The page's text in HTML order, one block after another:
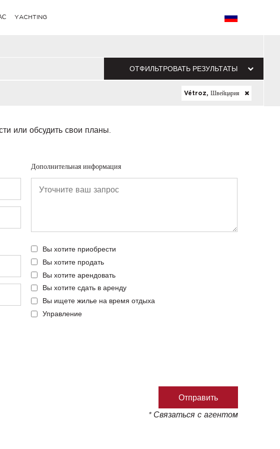
YACHTING
ОТФИЛЬТРОВАТЬ РЕЗУЛЬТАТЫ
Vétroz, Швейцария
или обсудить свои планы.
Дополнительная информация
Вы хотите приобрести
Вы хотите продать
Вы хотите арендовать
Вы хотите сдать в аренду
Вы ищете жилье на время отдыха
Управление
* Связаться с агентом